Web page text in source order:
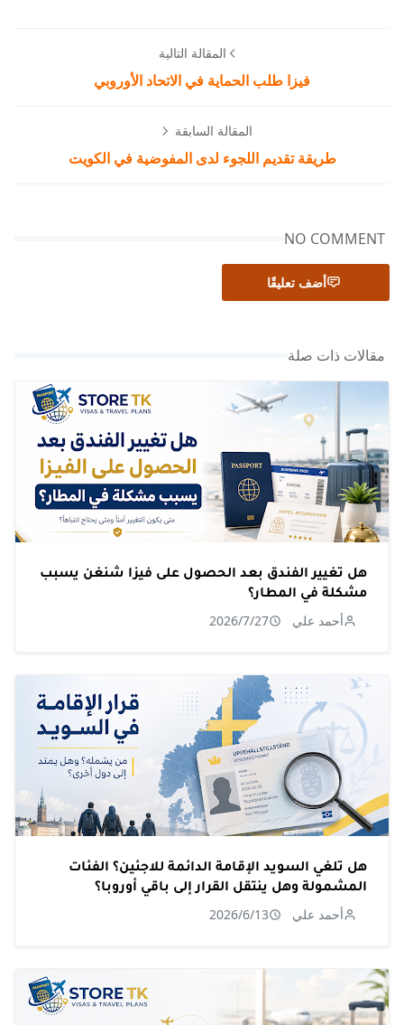
المقالة التالية
فيزا طلب الحماية في الاتحاد الأوروبي
المقالة السابقة
طريقة تقديم اللجوء لدى المفوضية في الكويت
NO COMMENT
أضف تعليقًا
مقالات ذات صلة
هل تغيير الفندق بعد الحصول على فيزا شنغن يسبب
مشكلة في المطار؟
أحمد علي 2026/7/27
هل تلغي السويد الإقامة الدائمة للاجئين؟ الفئات
المشمولة وهل ينتقل القرار إلى باقي أوروبا؟
أحمد علي 2026/6/13